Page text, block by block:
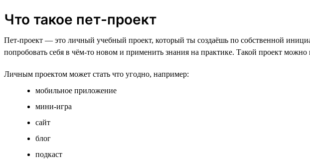
Что такое пет-проект
Пет-проект — это личный учебный проект, который ты создаёшь по собственной
попробовать себя в чём-то новом и применить знания на практике. Такой проект
Личным проектом может стать что угодно, например:
мобильное приложение
мини-игра
сайт
блог
подкаст